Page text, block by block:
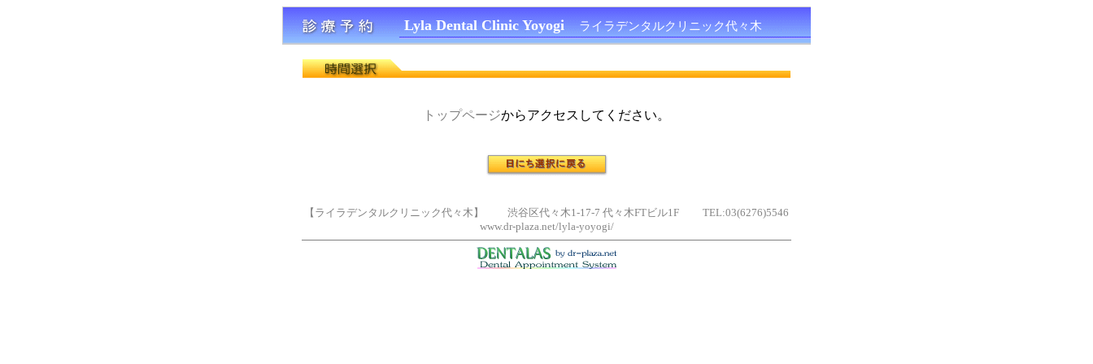
Lyla Dental Clinic Yoyogi ライラデンタルクリニック代々木
トップページからアクセスしてください。
【ライラデンタルクリニック代々木】 渋谷区代々木1-17-7 代々木FTビル1F TEL:03(6276)5546
www.dr-plaza.net/lyla-yoyogi/